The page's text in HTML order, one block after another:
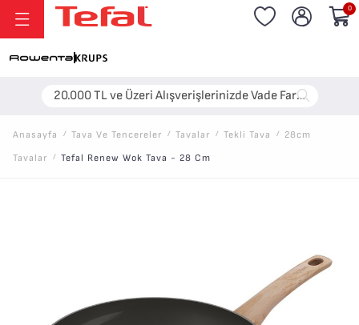
20.000 TL ve Üzeri Alışverişlerinizde Vade Farksız 6 Taksit!
0
Anasayfa / Tava Ve Tencereler / Tavalar / Tekli Tava /
28cm
Tavalar
/ Tefal Renew Wok Tava - 28 Cm